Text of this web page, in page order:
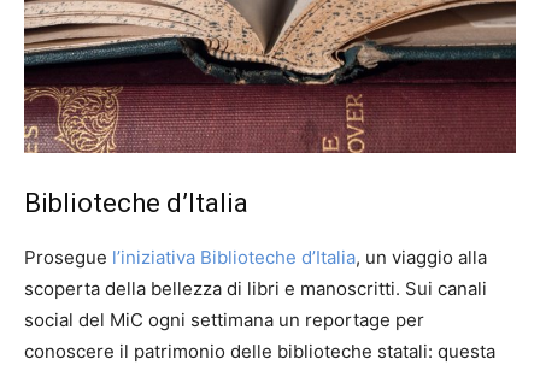
Biblioteche d’Italia
Prosegue l’iniziativa Biblioteche d’Italia, un viaggio alla
scoperta della bellezza di libri e manoscritti. Sui canali
social del MiC ogni settimana un reportage per
conoscere il patrimonio delle biblioteche statali: questa